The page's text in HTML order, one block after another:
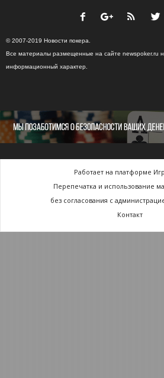
© 2007-2019 Новости покера.
Все материалы размещенные на сайте newspoker.ru
информационный характер.
Работает на платформе
Перепечатка и использование
без согласования с
Контакт